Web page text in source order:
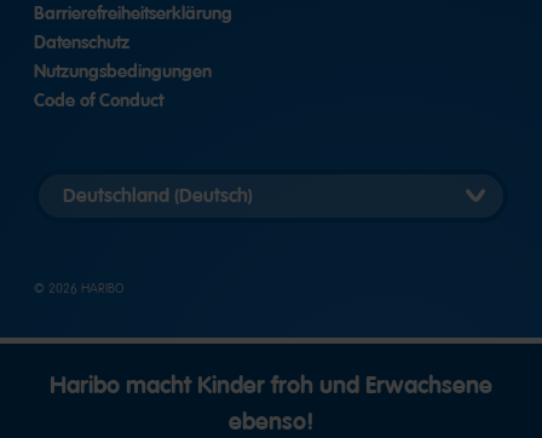
Barrierefreiheitserklärung
Datenschutz
Nutzungsbedingungen
Code of Conduct
Länderversion
auswählen
© 2026 HARIBO
Haribo macht Kinder froh und Erwachsene
ebenso!